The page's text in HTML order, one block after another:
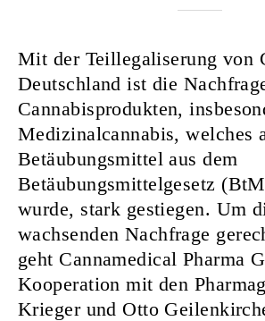
Mit der Teillegaliserung von
Deutschland ist die
Cannabisprodukten,
Medizinalcannabis, welches
Betäubungsmittel aus dem
Betäubungsmittelgesetz
wurde, stark gestiegen. Um
wachsenden Nachfrage
geht Cannamedical Pharma
Kooperation mit den
Krieger und Otto